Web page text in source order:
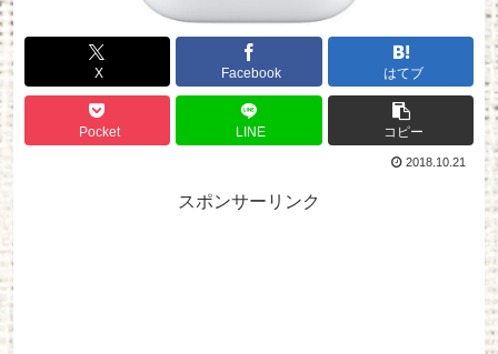
X Facebook はてブ
Pocket LINE コピー
2018.10.21
スポンサーリンク